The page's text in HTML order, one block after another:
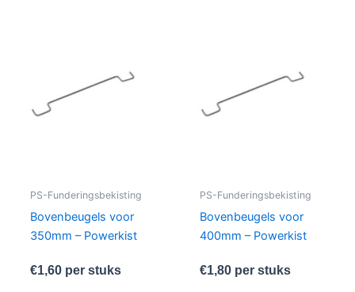
PS-Funderingsbekisting
Bovenbeugels voor
350mm – Powerkist
€1,60per stuks
PS-Funderingsbekisting
Bovenbeugels voor
400mm – Powerkist
€1,80per stuks